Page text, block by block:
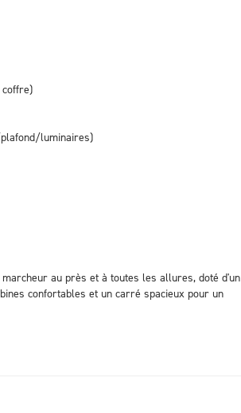
luminaires)
au près et à toutes les allures, doté d'un
confortables et un carré spacieux pour un